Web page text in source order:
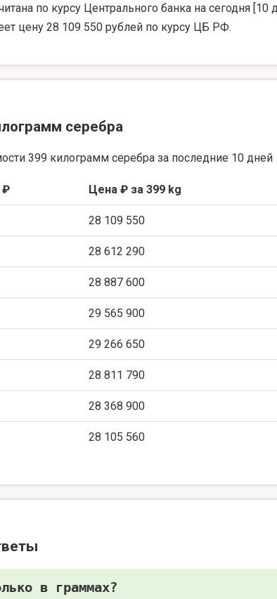
по курсу Центрального банка на сегодня [10
цену 28 109 550 рублей по курсу ЦБ РФ.
серебра
399 килограмм серебра за последние 10 дней
₽ Цена ₽ за 399 kg
28 109 550
28 612 290
28 887 600
29 565 900
29 266 650
28 811 790
28 368 900
28 105 560
в граммах?